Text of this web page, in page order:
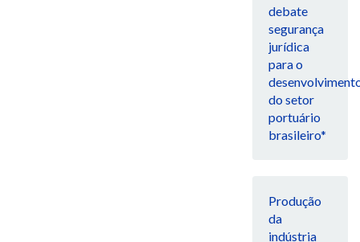
debate
segurança
jurídica
para o
do setor
portuário
brasileiro*
Produção
da
indústria